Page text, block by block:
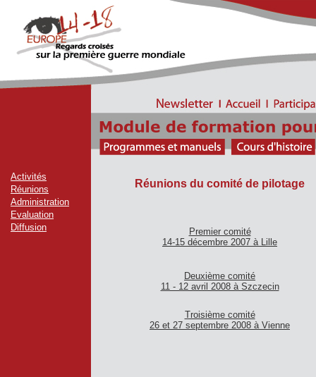
Activités
Réunions
Administration
Evaluation
Diffusion
Réunions du comité de pilotage
Premier comité
14-15 décembre 2007 à Lille
Deuxième comité
11 - 12 avril 2008 à Szczecin
Troisième comité
26 et 27 septembre 2008 à Vienne